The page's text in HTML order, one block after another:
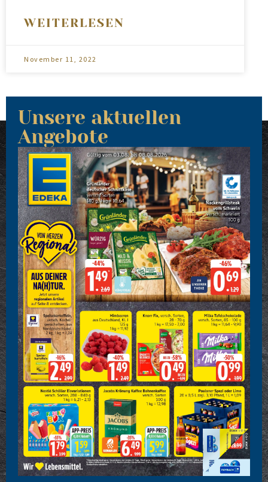
WEITERLESEN
November 11, 2022
Unsere aktuellen
Angebote